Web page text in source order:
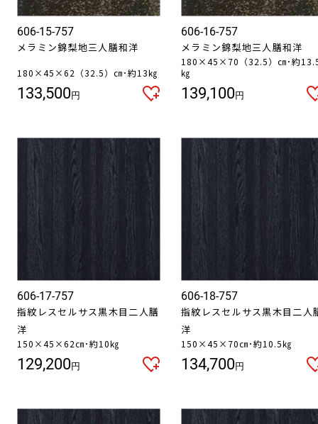
606-15-757
メラミン錦梨地三人膳和洋
180×45×62（32.5）㎝･約13㎏
133,500円
606-16-757
メラミン錦梨地三人膳和洋
180×45×70（32.5）㎝･約
㎏
139,100円
606-17-757
指紋レスセルサス黒木目二人膳
洋
150×45×62㎝･約10㎏
129,200円
606-18-757
指紋レスセルサス黒木目二人
洋
150×45×70㎝･約10.5㎏
134,700円